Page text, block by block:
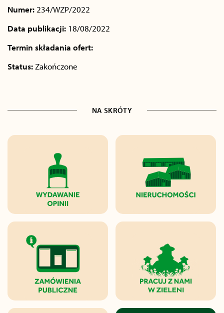
Numer: 234/WZP/2022
Data publikacji: 18/08/2022
Termin składania ofert:
Status: Zakończone
NA SKRÓTY